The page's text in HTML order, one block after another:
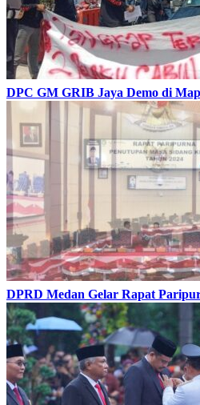
DPC GM GRIB Jaya Demo di
DPRD Medan Gelar Rapat